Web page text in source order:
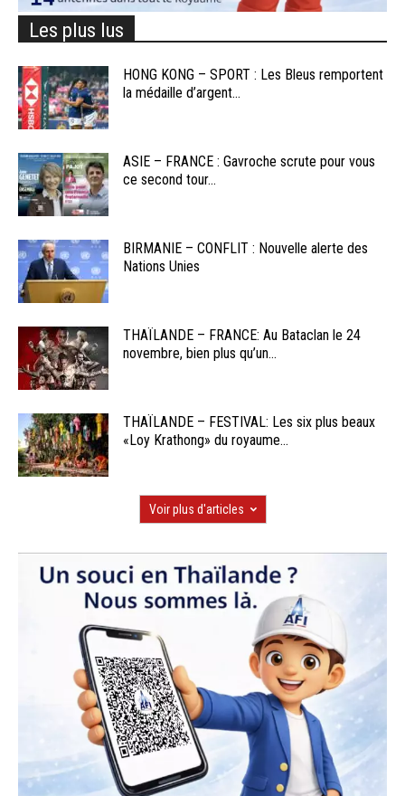
Les plus lus
HONG KONG – SPORT : Les Bleus remportent
la médaille d’argent...
ASIE – FRANCE : Gavroche scrute pour vous
ce second tour...
BIRMANIE – CONFLIT : Nouvelle alerte des
Nations Unies
THAÏLANDE – FRANCE: Au Bataclan le 24
novembre, bien plus qu’un...
THAÏLANDE – FESTIVAL: Les six plus beaux
«Loy Krathong» du royaume...
Voir plus d'articles